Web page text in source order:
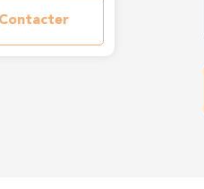
Contacter